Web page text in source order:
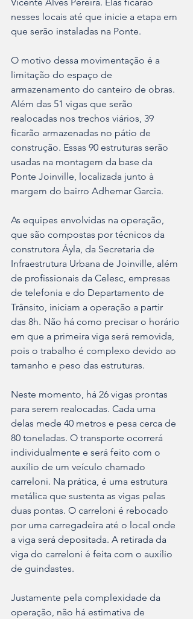
Vicente Alves Pereira. Elas ficarão
nesses locais até que inicie a etapa em
que serão instaladas na Ponte.
O motivo dessa movimentação é a
limitação do espaço de
armazenamento do canteiro de obras.
Além das 51 vigas que serão
realocadas nos trechos viários, 39
ficarão armazenadas no pátio de
construção. Essas 90 estruturas serão
usadas na montagem da base da
Ponte Joinville, localizada junto à
margem do bairro Adhemar Garcia.
As equipes envolvidas na operação,
que são compostas por técnicos da
construtora Áyla, da Secretaria de
Infraestrutura Urbana de Joinville, além
de profissionais da Celesc, empresas
de telefonia e do Departamento de
Trânsito, iniciam a operação a partir
das 8h. Não há como precisar o horário
em que a primeira viga será removida,
pois o trabalho é complexo devido ao
tamanho e peso das estruturas.
Neste momento, há 26 vigas prontas
para serem realocadas. Cada uma
delas mede 40 metros e pesa cerca de
80 toneladas. O transporte ocorrerá
individualmente e será feito com o
auxílio de um veículo chamado
carreloni. Na prática, é uma estrutura
metálica que sustenta as vigas pelas
duas pontas. O carreloni é rebocado
por uma carregadeira até o local onde
a viga será depositada. A retirada da
viga do carreloni é feita com o auxílio
de guindastes.
Justamente pela complexidade da
operação, não há estimativa de